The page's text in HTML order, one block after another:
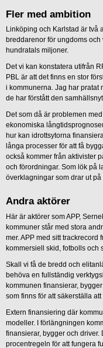
Fler med ambition
Linköping och Karlstad är två
breddarenor för ungdoms
hundratals miljoner.
Det vi kan konstatera utifrån
PBL är att det finns en stor
i kommunerna. Jag har pratat
de har förstått den
Det som då är problemen
ekonomiska
hur kan idrottsytorna
långa processer för att få
också kommer från aktivister
och förordningar. Som lök på
överklagningar som drar ut på
Andra aktörer
Här är aktörer som APP,
kommuner står med stora
mer. APP med sitt trackrecord
kommersiell skid, fotbolls och
Skall vi få de bredd och
behöva en fullständig
kommunen finansierar,
som finns för att säkerställa
Extern finansiering där
modeller. I förlängningen
finansierar, bygger och
procentregeln för att fungera